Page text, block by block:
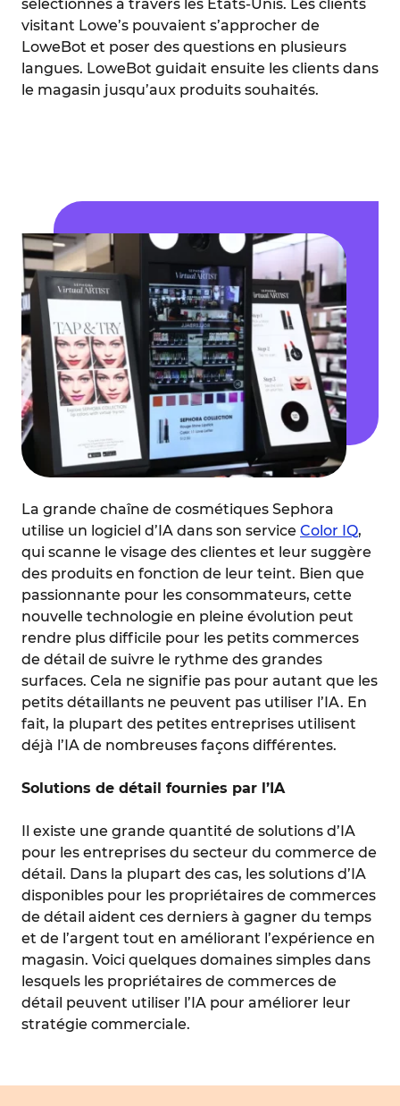
sélectionnés à travers les États-Unis. Les clients
visitant Lowe’s pouvaient s’approcher de
LoweBot et poser des questions en plusieurs
langues. LoweBot guidait ensuite les clients dans
le magasin jusqu’aux produits souhaités.
La grande chaîne de cosmétiques Sephora
utilise un logiciel d’IA dans son service Color IQ,
qui scanne le visage des clientes et leur suggère
des produits en fonction de leur teint. Bien que
passionnante pour les consommateurs, cette
nouvelle technologie en pleine évolution peut
rendre plus difficile pour les petits commerces
de détail de suivre le rythme des grandes
surfaces. Cela ne signifie pas pour autant que les
petits détaillants ne peuvent pas utiliser l’IA. En
fait, la plupart des petites entreprises utilisent
déjà l’IA de nombreuses façons différentes.
Solutions de détail fournies par l’IA
Il existe une grande quantité de solutions d’IA
pour les entreprises du secteur du commerce de
détail. Dans la plupart des cas, les solutions d’IA
disponibles pour les propriétaires de commerces
de détail aident ces derniers à gagner du temps
et de l’argent tout en améliorant l’expérience en
magasin. Voici quelques domaines simples dans
lesquels les propriétaires de commerces de
détail peuvent utiliser l’IA pour améliorer leur
stratégie commerciale.